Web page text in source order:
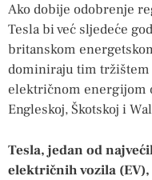
Ako dobije odobrenje
Tesla bi već sljedeće
britanskom
dominiraju tim
električnom energijom
Engleskoj, Škotskoj i
Tesla, jedan od
električnih vozila